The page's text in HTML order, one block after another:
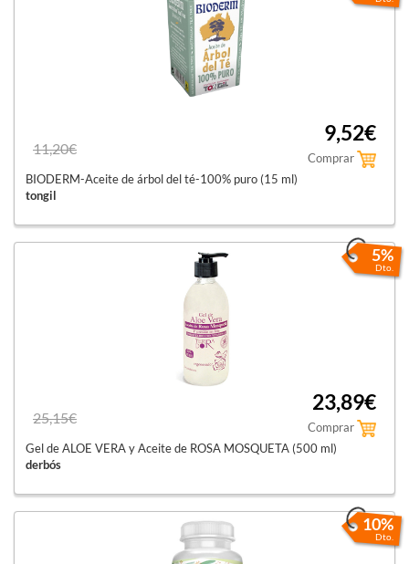
11,20€
9,52€
Comprar
BIODERM-Aceite de árbol del té-100% puro (15 ml)
tongil
5%
Dto.
25,15€
23,89€
Comprar
Gel de ALOE VERA y Aceite de ROSA MOSQUETA (500 ml)
derbós
10%
Dto.